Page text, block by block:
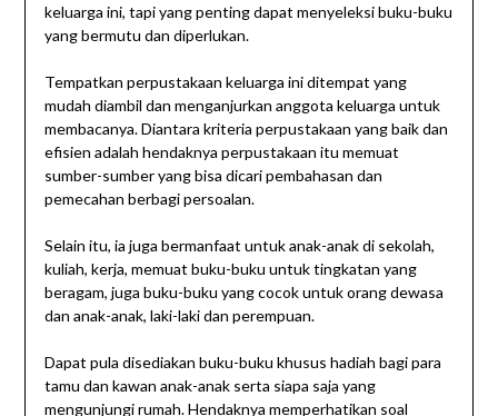
keluarga ini, tapi yang penting dapat menyeleksi buku-buku
yang bermutu dan diperlukan.
Tempatkan perpustakaan keluarga ini ditempat yang
mudah diambil dan menganjurkan anggota keluarga untuk
membacanya. Diantara kriteria perpustakaan yang baik dan
efisien adalah hendaknya perpustakaan itu memuat
sumber-sumber yang bisa dicari pembahasan dan
pemecahan berbagi persoalan.
Selain itu, ia juga bermanfaat untuk anak-anak di sekolah,
kuliah, kerja, memuat buku-buku untuk tingkatan yang
beragam, juga buku-buku yang cocok untuk orang dewasa
dan anak-anak, laki-laki dan perempuan.
Dapat pula disediakan buku-buku khusus hadiah bagi para
tamu dan kawan anak-anak serta siapa saja yang
mengunjungi rumah. Hendaknya memperhatikan soal